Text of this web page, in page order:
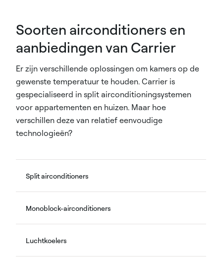
Soorten airconditioners en
aanbiedingen van Carrier
Er zijn verschillende oplossingen om kamers op de
gewenste temperatuur te houden. Carrier is
gespecialiseerd in split airconditioningsystemen
voor appartementen en huizen. Maar hoe
verschillen deze van relatief eenvoudige
technologieën?
Split airconditioners
Monoblock-airconditioners
Luchtkoelers